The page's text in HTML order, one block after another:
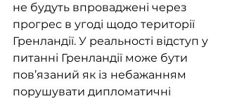
не будуть впроваджені через
прогрес в угоді щодо території
Гренландії. У реальності відступ у
питанні Гренландії може бути
пов’язаний як із небажанням
порушувати дипломатичні